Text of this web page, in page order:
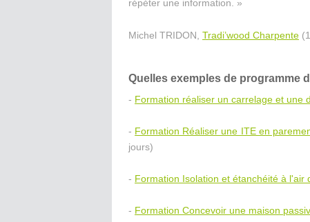
répéter une information. »
Michel TRIDON, Tradi’wood Charpente
Quelles exemples de programme
- Formation réaliser un carrelage et une
- Formation Réaliser une ITE en
jours)
- Formation Isolation et étanchéité à l'air
- Formation Concevoir une maison